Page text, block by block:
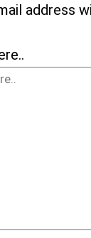
address